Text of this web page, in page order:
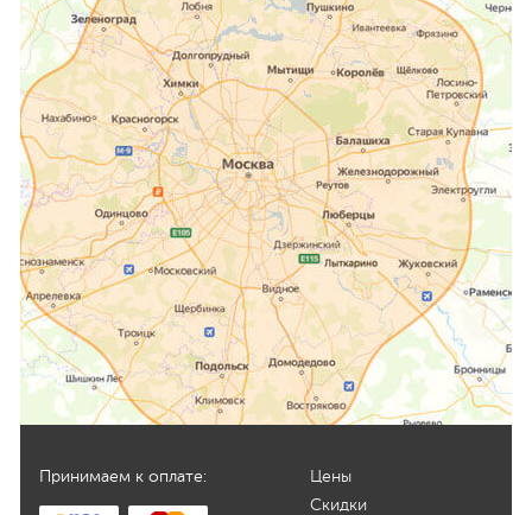
Принимаем к оплате:
Цены
Скидки